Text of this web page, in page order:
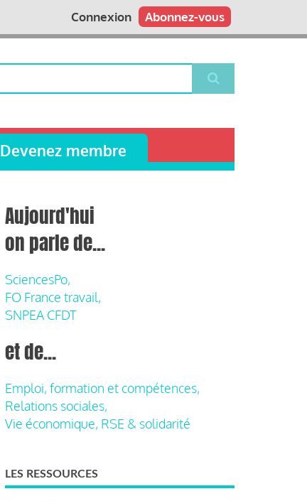
Abonnez-vous
Connexion
Devenez membre
Aujourd'hui
on parle de...
SciencesPo,
FO France travail,
SNPEA CFDT
et de...
Emploi, formation et compétences,
Relations sociales,
Vie économique, RSE & solidarité
LES RESSOURCES